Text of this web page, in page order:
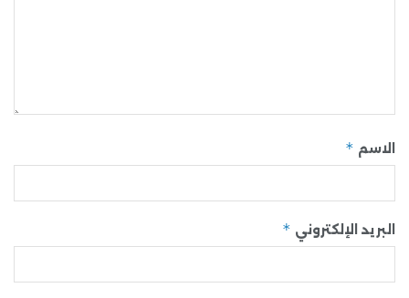
الاسم *
البريد الإلكتروني *